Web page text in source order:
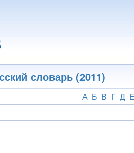
словарь (2011)
А Б В Г Д Е